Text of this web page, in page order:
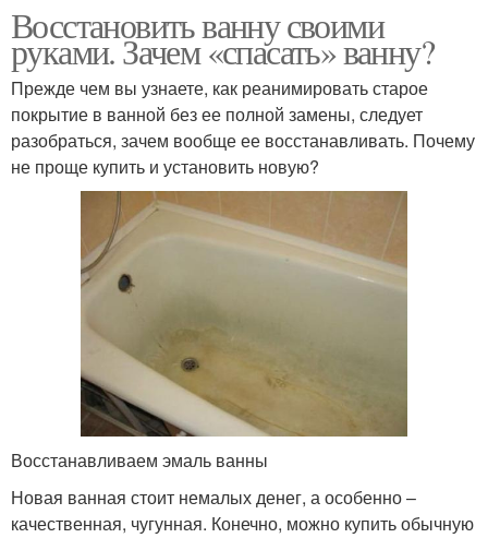
Восстановить ванну своими
руками. Зачем «спасать» ванну?
Прежде чем вы узнаете, как реанимировать старое
покрытие в ванной без ее полной замены, следует
разобраться, зачем вообще ее восстанавливать. Почему
не проще купить и установить новую?
Восстанавливаем эмаль ванны
Новая ванная стоит немалых денег, а особенно –
качественная, чугунная. Конечно, можно купить обычную